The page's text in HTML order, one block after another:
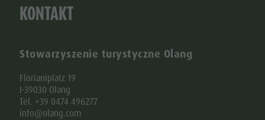
KONTAKT
Stowarzyszenie turystyczne Olang
Florianiplatz 19
I-39030 Olang
Tel. +39 0474 496277
info@olang.com